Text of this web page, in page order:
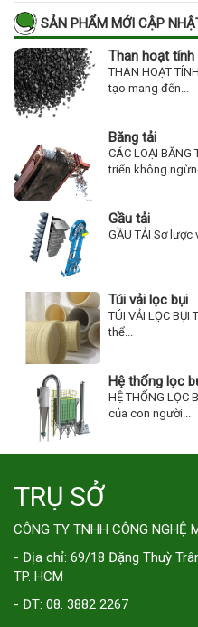
SẢN PHẨM MỚI CẬP
Than hoạt tính
THAN HOẠT
tạo mang đến...
Băng tải
CÁC LOẠI BĂNG
triển không
Gầu tải
GẦU TẢI Sơ lược
Túi vải lọc bụi
TÚI VẢI LỌC
thể...
Hệ thống lọc
HỆ THỐNG LỌC
của con người...
TRỤ SỞ
CÔNG TY TNHH CÔNG NGHỆ
- Địa chỉ: 69/18 Đặng Thuỳ
TP. HCM
- ĐT: 08. 3882 2267